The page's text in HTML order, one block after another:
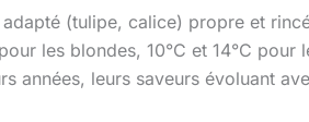
(tulipe, calice) propre et
les blondes, 10°C et 14°C
années, leurs saveurs évoluant